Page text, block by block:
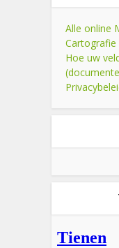
Alle online
Cartografie
Hoe uw